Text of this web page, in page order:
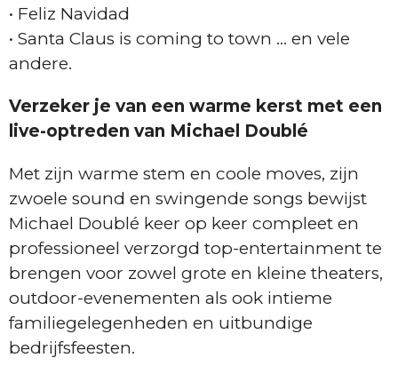
• Feliz Navidad
• Santa Claus is coming to town … en vele
andere.
Verzeker je van een warme kerst met een
live-optreden van Michael Doublé
Met zijn warme stem en coole moves, zijn
zwoele sound en swingende songs bewijst
Michael Doublé keer op keer compleet en
professioneel verzorgd top-entertainment te
brengen voor zowel grote en kleine theaters,
outdoor-evenementen als ook intieme
familiegelegenheden en uitbundige
bedrijfsfeesten.